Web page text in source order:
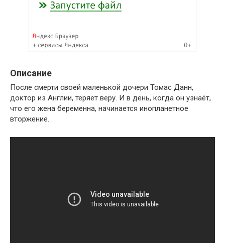
Описание
После смерти своей маленькой дочери Томас Данн,
доктор из Англии, теряет веру. И в день, когда он узнаёт,
что его жена беременна, начинается инопланетное
вторжение.